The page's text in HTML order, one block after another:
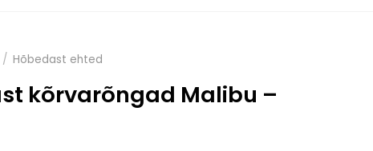
/ Hõbedast ehted
kõrvarõngad Malibu –